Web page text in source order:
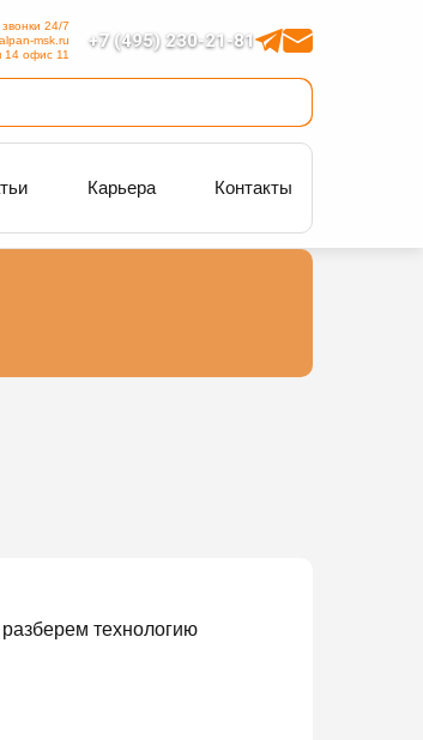
+7 (495) 230-21-81
24/7
msk.ru
14 офис 11
Карьера Контакты
технологию